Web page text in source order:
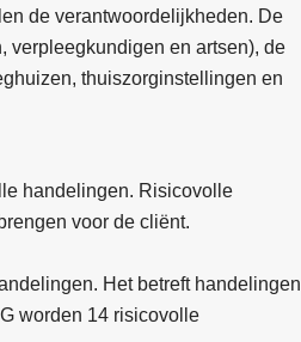
de verantwoordelijkheden. De
verpleegkundigen en artsen), de
thuiszorginstellingen en
handelingen. Risicovolle
voor de cliënt.
Het betreft handelingen
worden 14 risicovolle